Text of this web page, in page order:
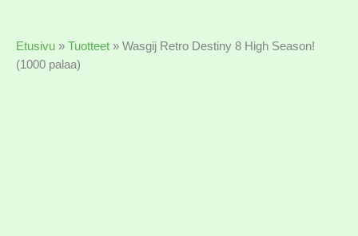
Etusivu » Tuotteet » Wasgij Retro Destiny 8 High Season!
(1000 palaa)
(1000
palaa)